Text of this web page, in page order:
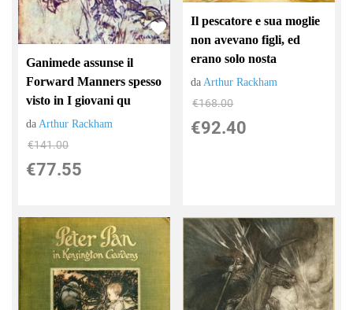
Ganimede assunse il
Forward Manners spesso
visto in I giovani qu
daArthur Rackham
€141.00
€77.55
Il pescatore e sua moglie
non avevano figli, ed
erano solo nosta
daArthur Rackham
€168.00
€92.40